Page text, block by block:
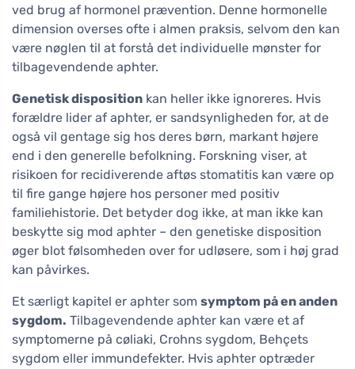
ved brug af hormonel prævention. Denne hormonelle
dimension overses ofte i almen praksis, selvom den kan
være nøglen til at forstå det individuelle mønster for
tilbagevendende aphter.
Genetisk disposition kan heller ikke ignoreres. Hvis
forældre lider af aphter, er sandsynligheden for, at de
også vil gentage sig hos deres børn, markant højere
end i den generelle befolkning. Forskning viser, at
risikoen for recidiverende aftøs stomatitis kan være op
til fire gange højere hos personer med positiv
familiehistorie. Det betyder dog ikke, at man ikke kan
beskytte sig mod aphter – den genetiske disposition
øger blot følsomheden over for udløsere, som i høj grad
kan påvirkes.
Et særligt kapitel er aphter som symptom på en anden
sygdom. Tilbagevendende aphter kan være et af
symptomerne på cøliaki, Crohns sygdom, Behçets
sygdom eller immundefekter. Hvis aphter optræder